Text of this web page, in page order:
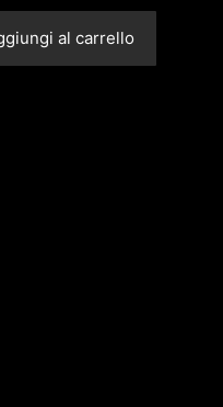
al carrello